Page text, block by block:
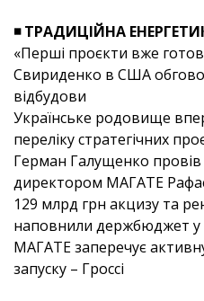
◾ ТРАДИЦІЙНА
«Перші проєкти вже готові
Свириденко в США
відбудови
Українське родовище
переліку стратегічних
Герман Галущенко провів
директором МАГАТЕ
129 млрд грн акцизу та
наповнили держбюджет у
МАГАТЕ заперечує
запуску – Гроссі